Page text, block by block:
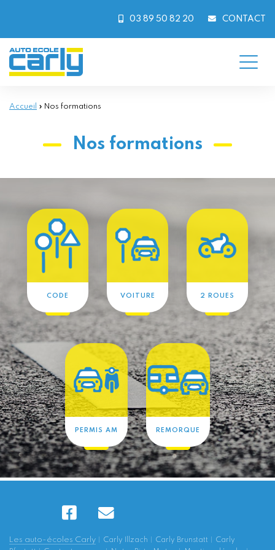
03 89 50 82 20 CONTACT
Accueil » Nos formations
Nos formations
CODE VOITURE 2 ROUES
PERMIS AM REMORQUE
Les auto-écoles Carly Carly Illzach Carly Brunstatt
Carly